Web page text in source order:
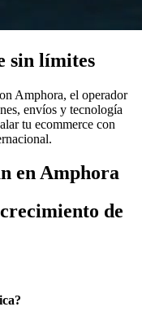
sin límites
Amphora, el operador
envíos y tecnología
tu ecommerce con
en Amphora
de